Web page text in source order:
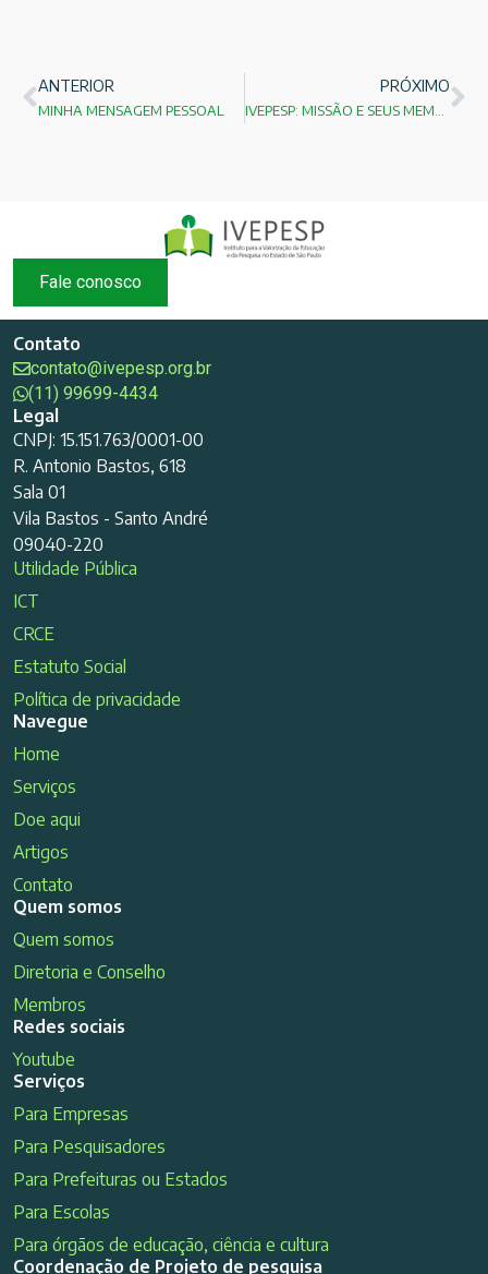
ANTERIOR
MINHA MENSAGEM PESSOAL
PRÓXIMO
Fale conosco
Contato
contato@ivepesp.org.br
(11) 99699-4434
Legal
CNPJ: 15.151.763/0001-00
R. Antonio Bastos, 618
Sala 01
Vila Bastos - Santo André
09040-220
Utilidade Pública
ICT
CRCE
Estatuto Social
Política de privacidade
Navegue
Home
Serviços
Doe aqui
Artigos
Contato
Quem somos
Quem somos
Diretoria e Conselho
Membros
Redes sociais
Youtube
Serviços
Para Empresas
Para Pesquisadores
Para Prefeituras ou Estados
Para Escolas
Para órgãos de educação, ciência e cultura
Coordenação de Projeto de pesquisa